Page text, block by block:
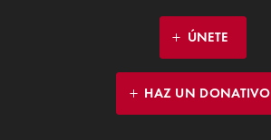
ÚNETE
HAZ UN DONATIVO